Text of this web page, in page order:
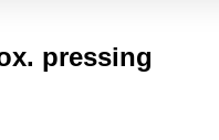
pressing